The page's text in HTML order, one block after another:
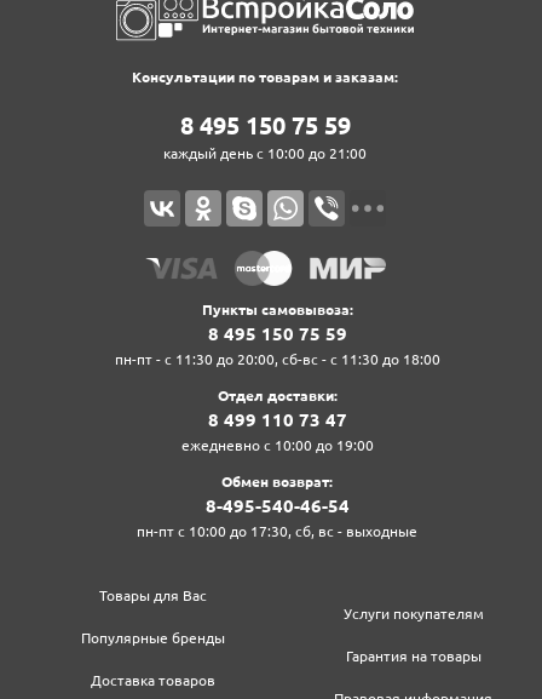
Консультации по товарам и заказам:
8‍ 4‍9‍5‍ 1‍5‍0‍ 7‍5‍ 5‍9‍
каждый день с 10:00 до 21:00
Пункты самовывоза:
8‍ 4‍9‍5‍ 1‍5‍0‍ 7‍5‍ 5‍9‍
пн-пт - с 11:30 до 20:00, сб-вс - с 11:30 до 18:00
Отдел доставки:
8‍ 4‍9‍9‍ 1‍1‍0‍ 7‍3‍ 4‍7‍
ежедневно с 10:00 до 19:00
Обмен возврат:
8‍-4‍9‍5‍-5‍4‍0‍-4‍6‍-5‍4‍
пн-пт с 10:00 до 17:30, сб, вс - выходные
Товары для Вас
Популярные бренды
Доставка товаров
Услуги покупателям
Гарантия на товары